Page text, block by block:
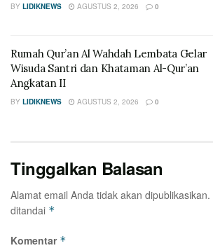
BY LIDIKNEWS AGUSTUS 2, 2026 0
Rumah Qur’an Al Wahdah Lembata Gelar
Wisuda Santri dan Khataman Al-Qur’an
Angkatan II
BY LIDIKNEWS AGUSTUS 2, 2026 0
Tinggalkan Balasan
Alamat email Anda tidak akan dipublikasikan.
ditandai *
Komentar *